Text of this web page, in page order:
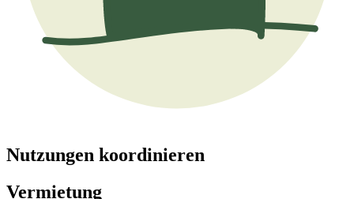
Nutzungen koordinieren
Vermietung